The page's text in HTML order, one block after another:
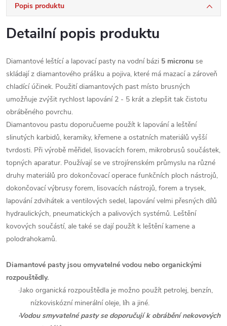
Popis produktu
Detailní popis produktu
Diamantové leštící a lapovací pasty na vodní bázi 5 micronu se
skládají z diamantového prášku a pojiva, které má mazací a zároveň
chladící účinek. Použití diamantových past místo brusných
umožňuje zvýšit rychlost lapování 2 - 5 krát a zlepšit tak čistotu
obráběného povrchu.
Diamantovou pastu doporučueme použít k lapování a leštění
slinutých karbidů, keramiky, křemene a ostatních materiálů vyšší
tvrdosti. Při výrobě měřidel, lisovacích forem, mikrobrusů součástek,
topných aparatur. Používají se ve strojírenském průmyslu na různé
druhy materiálů pro dokončovací operace funkčních ploch nástrojů,
dokončovací výbrusy forem, lisovacích nástrojů, forem a trysek,
lapování zdvihátek a ventilových sedel, lapování velmi přesných dílů
hydraulických, pneumatických a palivových systémů. Leštění
kovových součástí, ale také se dají použít k leštění kamene a
polodrahokamů.
Diamantové pasty jsou omyvatelné vodou nebo organickými
rozpouštědly.
·Jako organická rozpouštědla je možno použít petrolej, benzín,
nízkoviskózní minerální oleje, líh a jiné.
·Vodou smyvatelné pasty se doporučují k obrábění nekovových